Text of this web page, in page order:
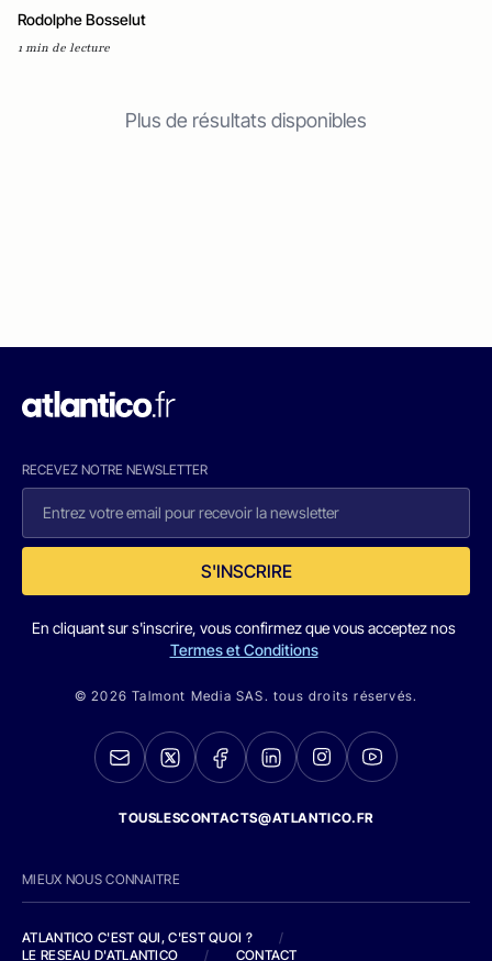
Rodolphe Bosselut
1 min de lecture
Plus de résultats disponibles
RECEVEZ NOTRE NEWSLETTER
S'INSCRIRE
En cliquant sur s'inscrire, vous confirmez que vous acceptez nos
Termes et Conditions
© 2026 Talmont Media SAS. tous droits réservés.
TOUSLESCONTACTS@ATLANTICO.FR
MIEUX NOUS CONNAITRE
ATLANTICO C'EST QUI, C'EST QUOI ?
/
LE RESEAU D'ATLANTICO
/ CONTACT